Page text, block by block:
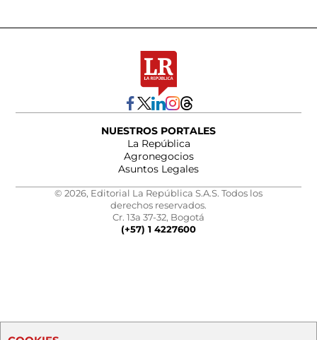
NUESTROS PORTALES
La República
Agronegocios
Asuntos Legales
© 2026, Editorial La República S.A.S. Todos los
derechos reservados.
Cr. 13a 37-32, Bogotá
(+57) 1 4227600